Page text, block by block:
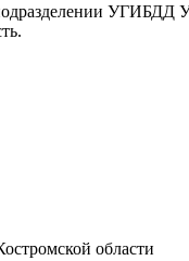
УГИБДД